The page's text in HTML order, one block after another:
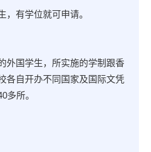
，有学位就可申请。
外国学生，所实施的学制跟香
各自开办不同国家及国际文凭
多所。